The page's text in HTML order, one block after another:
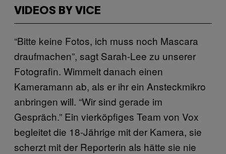
VIDEOS BY VICE
“Bitte keine Fotos, ich muss noch Mascara
draufmachen”, sagt Sarah-Lee zu unserer
Fotografin. Wimmelt danach einen
Kameramann ab, als er ihr ein Ansteckmikro
anbringen will. “Wir sind gerade im
Gespräch.” Ein vierköpfiges Team von Vox
begleitet die 18-Jährige mit der Kamera, sie
scherzt mit der Reporterin als hätte sie nie